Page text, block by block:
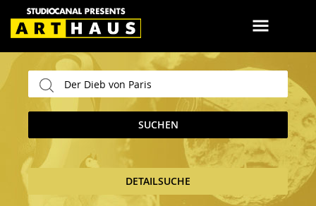
SUCHEN
DETAILSUCHE